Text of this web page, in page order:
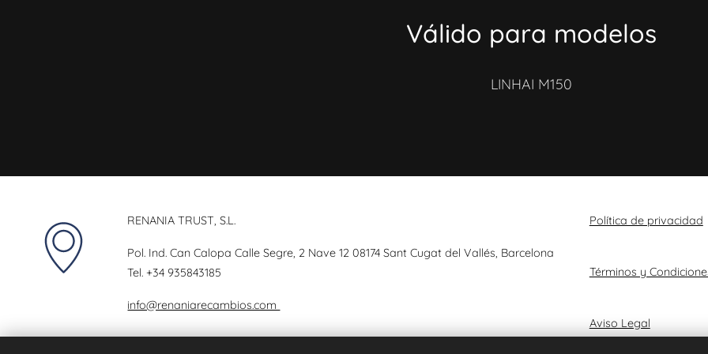
Válido para modelos
LINHAI M150
RENANIA TRUST, S.L.
Pol. Ind. Can Calopa Calle Segre, 2 Nave 12 08174 Sant Cugat del Vallés, Barcelona
Tel.+34 935843185
info@renaniarecambios.com
Política de privacidad
Términos y
Aviso Legal